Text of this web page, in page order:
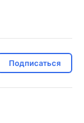
Подписаться